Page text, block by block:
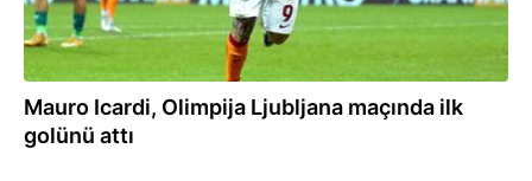
Mauro Icardi, Olimpija Ljubljana maçında ilk
golünü attı